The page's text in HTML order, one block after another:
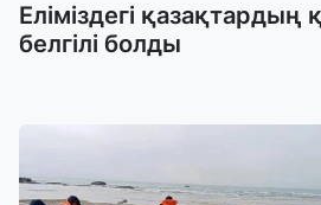
Еліміздегі қазақтардың
белгілі болды